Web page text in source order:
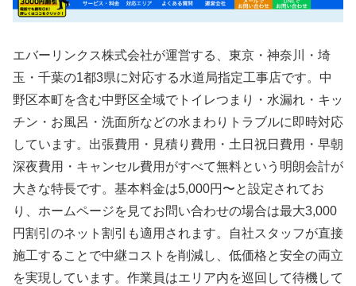
エバーリンクス株式会社が運営する、東京・神奈川・埼
玉・千葉の1都3県に対応する水道局指定工事店です。中
野区本町を含む中野区全域でトイレつまり・水漏れ・キッ
チン・お風呂・洗面所などの水まわりトラブルに即時対応
しています。出張費用・見積り費用・土日祝日費用・早朝
深夜費用・キャンセル費用がすべて無料という明朗会計が
大きな特長です。基本料金は5,000円〜と設定されてお
り、ホームページを見てお問い合わせの場合は最大3,000
円割引のネット割引も適用されます。自社スタッフが直接
施工することで中継コストを削減し、低価格と安全の両立
を実現しています。作業員はエリア内を巡回して待機して